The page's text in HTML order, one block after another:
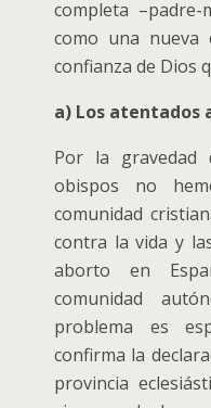
completa
como una
confianza de Dios
a) Los atentados
Por la gravedad
obispos no
comunidad
contra la vida y
aborto en
comunidad
problema es
confirma la
provincia